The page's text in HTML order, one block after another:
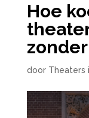
Hoe
door Theaters